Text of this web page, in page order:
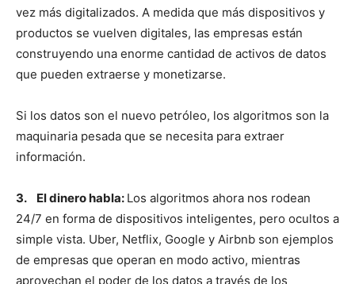
vez más digitalizados. A medida que más dispositivos y
productos se vuelven digitales, las empresas están
construyendo una enorme cantidad de activos de datos
que pueden extraerse y monetizarse.
Si los datos son el nuevo petróleo, los algoritmos son la
maquinaria pesada que se necesita para extraer
información.
3. El dinero habla: Los algoritmos ahora nos rodean
24/7 en forma de dispositivos inteligentes, pero ocultos a
simple vista. Uber, Netflix, Google y Airbnb son ejemplos
de empresas que operan en modo activo, mientras
aprovechan el poder de los datos a través de los